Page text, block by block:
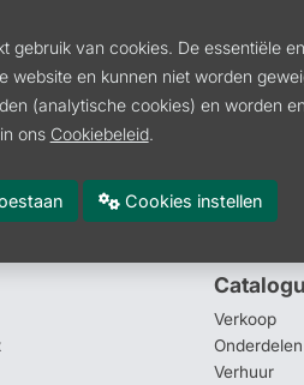
incl. btw
btw
Verkoop
Onderdelen
Verhuur
gebruik van cookies. De essentiële
website en kunnen niet worden
(analytische cookies) en worden
ons Cookiebeleid.
toestaan Cookies instellen